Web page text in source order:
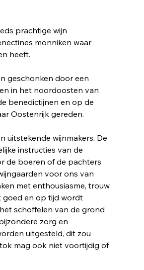
prachtige wijn
monniken waar
heeft.
geschonken door een
in het noordoosten van
benedictijnen en op de
Oostenrijk gereden.
uitstekende wijnmakers. De
instructies van de
de boeren of de pachters
voor ons van
met enthousiasme, trouw
goed en op tijd wordt
schoffelen van de grond
zorg en
uitgesteld, dit zou
mag ook niet voortijdig of